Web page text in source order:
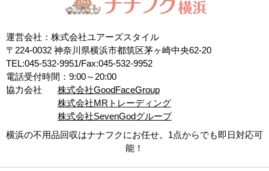
運営会社：株式会社ユアーズスタイル
〒224-0032 神奈川県横浜市都筑区茅ヶ崎中央62-20
TEL:045-532-9951/Fax:045-532-9952
電話受付時間：9:00～20:00
協力会社
株式会社GoodFaceGroup
株式会社MRトレーディング
株式会社SevenGodグループ
横浜の不用品回収はナナフクにお任せ。1点からでも即日対応可
能！